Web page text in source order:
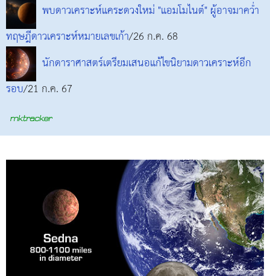
พบดาวเคราะห์แคระดวงใหม่ "แอมโมไนต์" ผู้อาจมาคว่ำ
ทฤษฎีดาวเคราะห์หมายเลขเก้า/26 ก.ค. 68
นักดาราศาสตร์เตรียมเสนอแก้ไขนิยามดาวเคราะห์อีก
รอบ/21 ก.ค. 67